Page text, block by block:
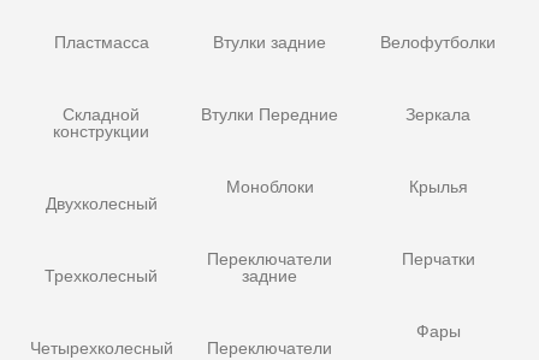
Пластмасса
Складной
конструкции
Двухколесный
Трехколесный
Четырехколесный
Втулки задние
Втулки Передние
Моноблоки
Переключатели
задние
Переключатели
Велофутболки
Зеркала
Крылья
Перчатки
Фары